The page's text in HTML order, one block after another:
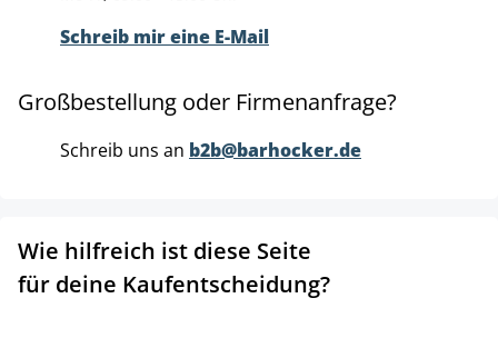
Schreib mir eine E-Mail
Großbestellung oder Firmenanfrage?
Schreib uns an b2b@barhocker.de
Wie hilfreich ist diese Seite
für deine Kaufentscheidung?